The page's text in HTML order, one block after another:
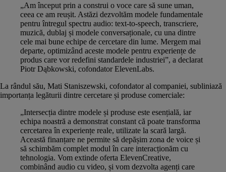
„Am început prin a construi o voce care să sune uman,
ceea ce am reușit. Astăzi dezvoltăm modele fundamentale
pentru întregul spectru audio: text-to-speech, transcriere,
muzică, dublaj și modele conversaționale, cu una dintre
cele mai bune echipe de cercetare din lume. Mergem mai
departe, optimizând aceste modele pentru experiențe de
produs care vor redefini standardele industriei”, a declarat
Piotr Dąbkowski, cofondator ElevenLabs.
La rândul său, Mati Staniszewski, cofondator al companiei, subliniază
importanța legăturii dintre cercetare și produse comerciale:
„Intersecția dintre modele și produse este esențială, iar
echipa noastră a demonstrat constant că poate transforma
cercetarea în experiențe reale, utilizate la scară largă.
Această finanțare ne permite să depășim zona de voice și
să schimbăm complet modul în care interacționăm cu
tehnologia. Vom extinde oferta ElevenCreative,
combinând audio cu video, și vom dezvolta agenți care